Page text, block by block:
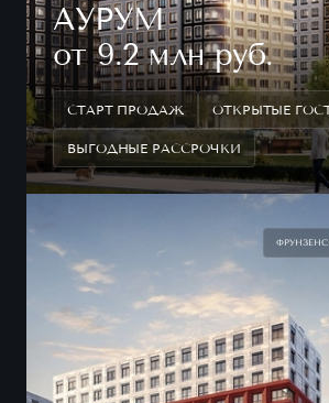
АУРУМ
от 9.2 млн руб.
СТАРТ ПРОДАЖ ОТКРЫТЫЕ
ВЫГОДНЫЕ РАССРОЧКИ